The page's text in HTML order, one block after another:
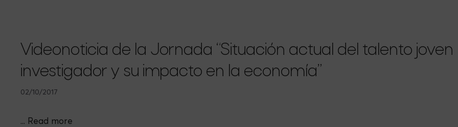
Videonoticia de la Jornada “Situación actual del talento joven
investigador y su impacto en la economía”
02/10/2017
... Read more